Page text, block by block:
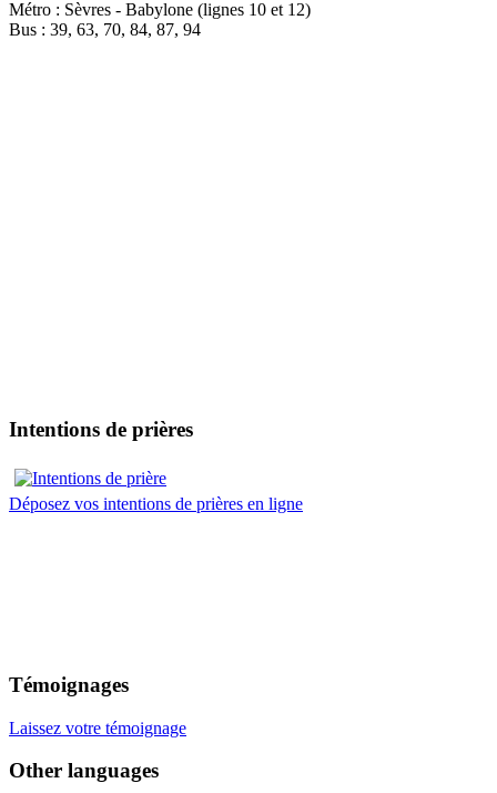
Métro : Sèvres - Babylone (lignes 10 et 12)
Bus : 39, 63, 70, 84, 87, 94
Intentions de prières
Déposez vos intentions de prières en ligne
Témoignages
Laissez votre témoignage
Other languages